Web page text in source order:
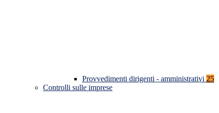
Provvedimenti dirigenti - amministrativi 25
Controlli sulle imprese